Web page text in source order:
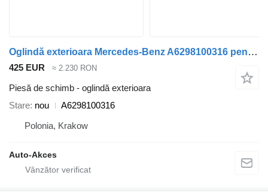
Oglindă exterioara Mercedes-Benz A6298100316 pentru autobuz Mercedes-Benz Tourismo Travego O580
425 EUR ≈ 2.230 RON
Piesă de schimb - oglindă exterioara
Stare nou
A6298100316
Polonia, Krakow
Auto-Akces